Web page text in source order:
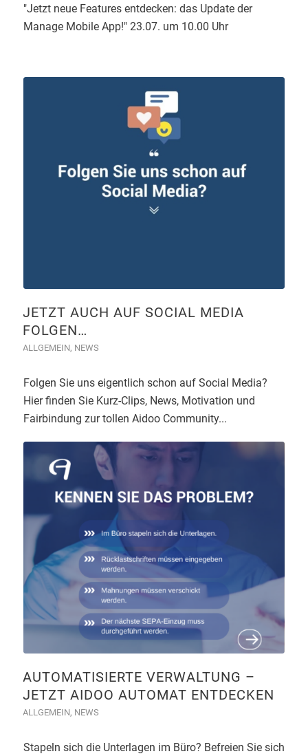
"Jetzt neue Features entdecken: das Update der
Manage Mobile App!" 23.07. um 10.00 Uhr
JETZT AUCH AUF SOCIAL MEDIA
FOLGEN…
ALLGEMEIN, NEWS
Folgen Sie uns eigentlich schon auf Social Media?
Hier finden Sie Kurz-Clips, News, Motivation und
Fairbindung zur tollen Aidoo Community...
AUTOMATISIERTE VERWALTUNG –
JETZT AIDOO AUTOMAT ENTDECKEN
ALLGEMEIN, NEWS
Stapeln sich die Unterlagen im Büro? Befreien Sie sich